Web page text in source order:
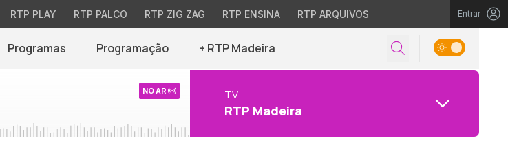
RTP PLAY RTP PALCO RTP ZIG ZAG RTP ENSINA RTP ARQUIVOS Entrar
Programas Programação + RTP Madeira
NO AR TV
RTP Madeira